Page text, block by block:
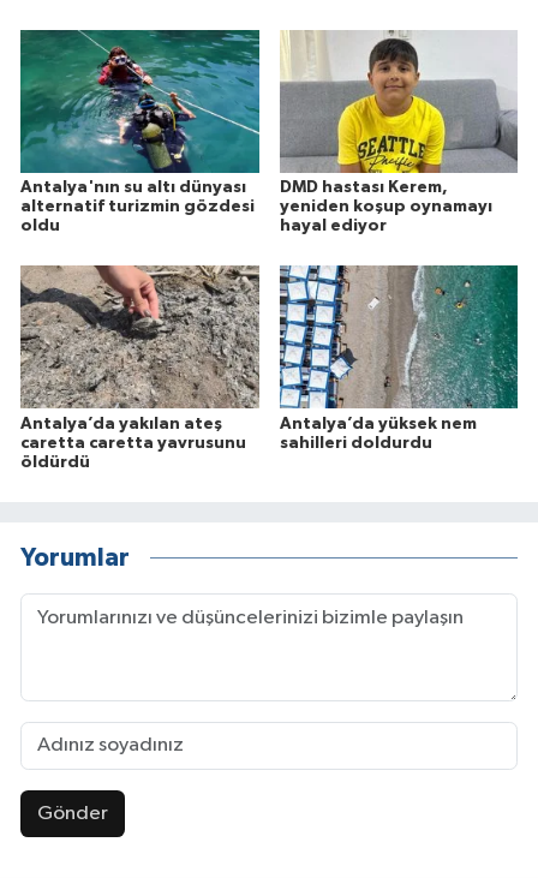
Antalya'nın su altı dünyası
alternatif turizmin gözdesi
oldu
DMD hastası Kerem,
yeniden koşup oynamayı
hayal ediyor
Antalya’da yakılan ateş
caretta caretta yavrusunu
öldürdü
Antalya’da yüksek nem
sahilleri doldurdu
Yorumlar
Gönder